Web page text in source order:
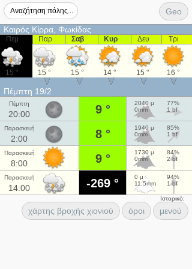
Geo
Καιρός Κίρρα, Φωκίδας
Πεμ
15 °
Παρ
15 °
Σαβ
15 °
Κυρ
14 °
Δευ
15 °
Τρι
16 °
Πέμπτη 19/2
Πέμπτη
20:00 9 °
2040 μ
0mm
77%
1 bf
Παρασκευή
2:00 8 °
1940 μ
0mm
85%
1 bf
Παρασκευή
8:00 9 °
1730 μ
0mm
84%
2 bf
Παρασκευή
14:00 -269 °
0 μ
11.5mm
94%
1 bf
Ιστορικό:
χάρτης βροχής χιονιού όροι μενού